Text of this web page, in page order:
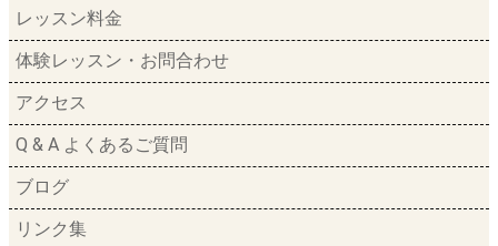
レッスン料金
体験レッスン・お問合わせ
アクセス
Q & A よくあるご質問
ブログ
リンク集